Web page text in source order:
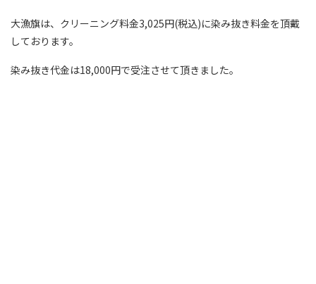
大漁旗は、クリーニング料金3,025円(税込)に染み抜き料金を頂戴
しております。
染み抜き代金は18,000円で受注させて頂きました。